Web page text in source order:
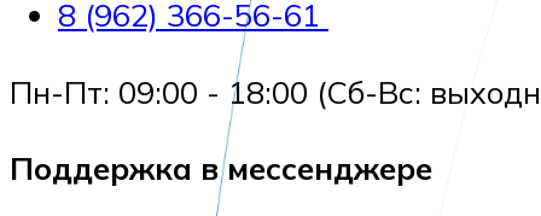
8 (962) 366-56-61
Пн-Пт: 09:00 - 18:00 (Сб-Вс:
Поддержка в мессенджере